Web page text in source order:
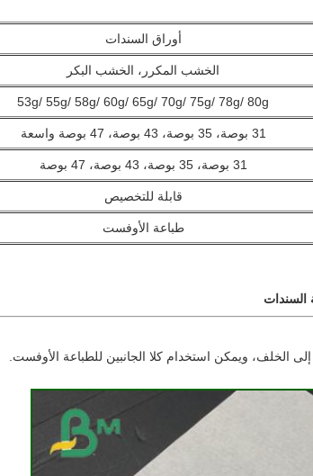
أوراق السندات
الخشب المكرر، الخشب البكر
53g/ 55g/ 58g/ 60g/ 65g/ 70g/ 75g/ 78g/ 80g
31 بوصة، 35 بوصة، 43 بوصة، 47 بوصة واسعة
31 بوصة، 35 بوصة، 43 بوصة، 47 بوصة
قابلة للتخصيص
طباعة الأوفست
السندات
الخلف، ويمكن استخدام كلا الجانبين للطباعة الأوفست.